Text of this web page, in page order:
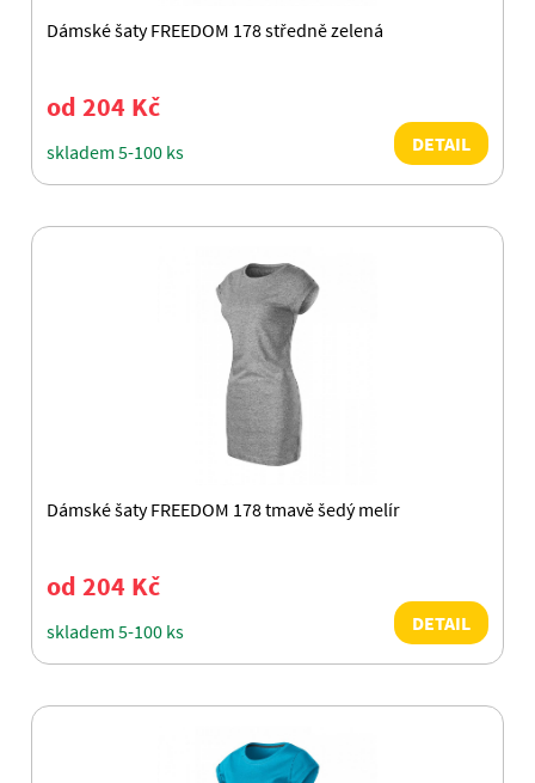
Dámské šaty FREEDOM 178 středně zelená
od 204 Kč
skladem 5-100 ks DETAIL
Dámské šaty FREEDOM 178 tmavě šedý melír
od 204 Kč
skladem 5-100 ks DETAIL